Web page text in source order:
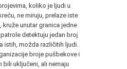
koliko je ljudi u
ne miruju, prelaze iste
kruže unutar granica jedne
detektuju jedan broj
istih, možda različitih ljudi.
broje pušbekove i
bili uključeni, ali nemaju